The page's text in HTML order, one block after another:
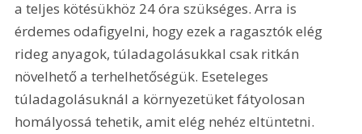
a teljes kötésükhöz 24 óra szükséges. Arra is
érdemes odafigyelni, hogy ezek a ragasztók elég
rideg anyagok, túladagolásukkal csak ritkán
növelhető a terhelhetőségük. Eseteleges
túladagolásuknál a környezetüket fátyolosan
homályossá tehetik, amit elég nehéz eltüntetni.